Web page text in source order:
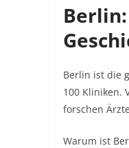
Berlin ist die
100 Kliniken.
forschen
Warum ist